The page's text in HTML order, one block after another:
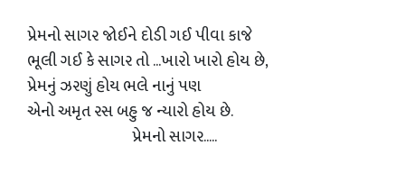
પ્રેમનો સાગર જોઈને દોડી ગઈ પીવા કાજે
ભૂલી ગઈ કે સાગર તો ...ખારો ખારો હોય છે,
પ્રેમનું ઝરણું હોય ભલે નાનું પણ
એનો અમૃત રસ બહુ જ ન્યારો હોય છે.
પ્રેમનો સાગર.....